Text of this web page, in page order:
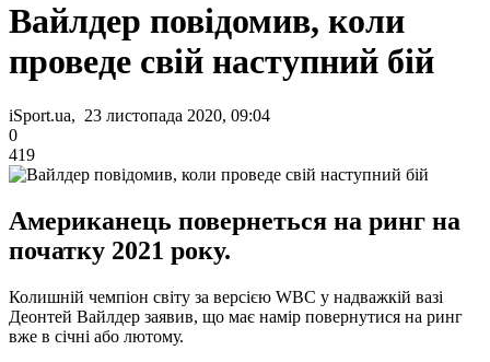
Вайлдер повідомив, коли
проведе свій наступний бій
iSport.ua, 23 листопада 2020, 09:04
0
419
Американець повернеться на ринг на
початку 2021 року.
Колишній чемпіон світу за версією WBC у надважкій вазі
Деонтей Вайлдер заявив, що має намір повернутися на ринг
вже в січні або лютому.